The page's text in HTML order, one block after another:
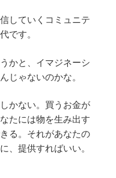
していくコミュニテ
です。
かと、イマジネーシ
じゃないのかな。
かない。買うお金が
たには物を生み出す
る。それがあなたの
、提供すればいい。